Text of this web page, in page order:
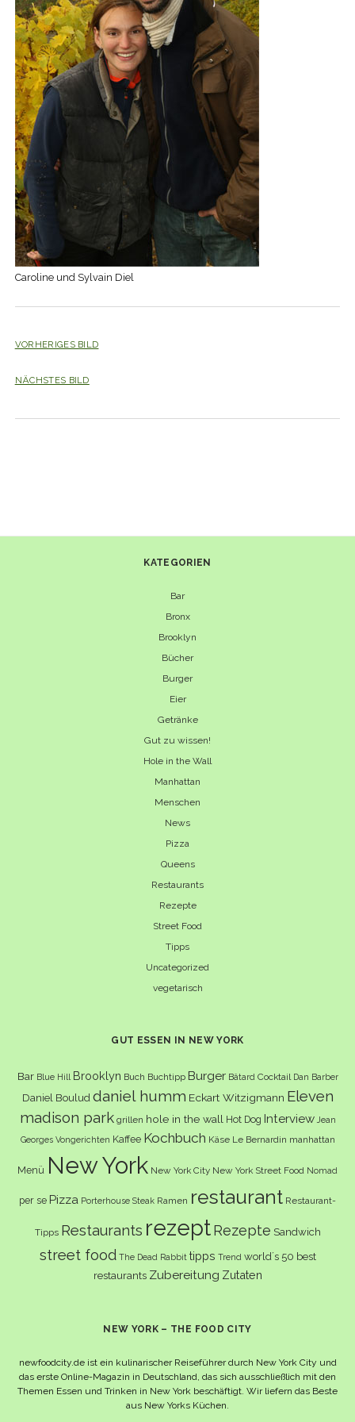
Caroline und Sylvain Diel
VORHERIGES BILD
NÄCHSTES BILD
KATEGORIEN
Bar
Bronx
Brooklyn
Bücher
Burger
Eier
Getränke
Gut zu wissen!
Hole in the Wall
Manhattan
Menschen
News
Pizza
Queens
Restaurants
Rezepte
Street Food
Tipps
Uncategorized
vegetarisch
GUT ESSEN IN NEW YORK
Bar Blue Hill Brooklyn Buch Buchtipp Burger Bâtard Cocktail Dan Barber
Daniel Boulud daniel humm Eckart Witzigmann Eleven
madison park grillen hole in the wall Hot Dog Interview Jean
Georges Vongerichten Kaffee Kochbuch Käse Le Bernardin manhattan
Menü New York New York City New York Street Food Nomad
per se Pizza Porterhouse Steak Ramen restaurant Restaurant-
Tipps Restaurants rezept Rezepte Sandwich
street food The Dead Rabbit tipps Trend world´s 50 best
restaurants Zubereitung Zutaten
NEW YORK – THE FOOD CITY
newfoodcity.de ist ein kulinarischer Reiseführer durch New York City und
das erste Online-Magazin in Deutschland, das sich ausschließlich mit den
Themen Essen und Trinken in New York beschäftigt. Wir liefern das Beste
aus New Yorks Küchen.